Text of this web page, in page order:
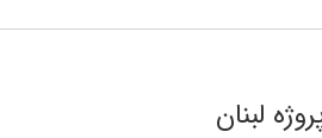
لبنان